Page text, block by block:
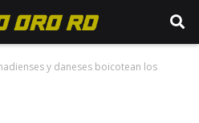
y daneses boicotean los